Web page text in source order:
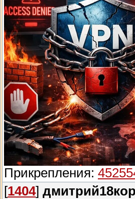
Прикрепления:
[1404]